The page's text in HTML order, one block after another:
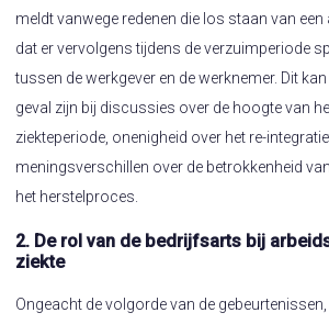
meldt vanwege redenen die los staan van
dat er vervolgens tijdens de verzuimperiode
tussen de werkgever en de werknemer. Dit
geval zijn bij discussies over de hoogte van
ziekteperiode, onenigheid over het re-
meningsverschillen over de betrokkenheid
het herstelproces.
2. De rol van de bedrijfsarts bij
ziekte
Ongeacht de volgorde van de